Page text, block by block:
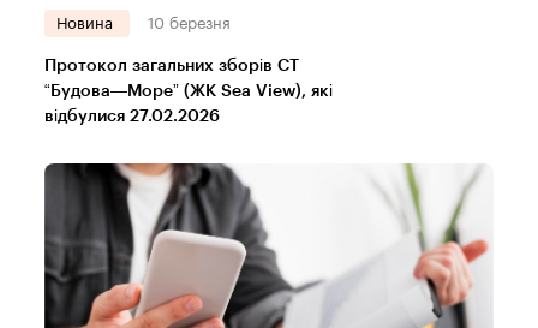
Новина 10 березня
Протокол загальних зборів СТ
“Будова—Море” (ЖК Sea View), які
відбулися 27.02.2026